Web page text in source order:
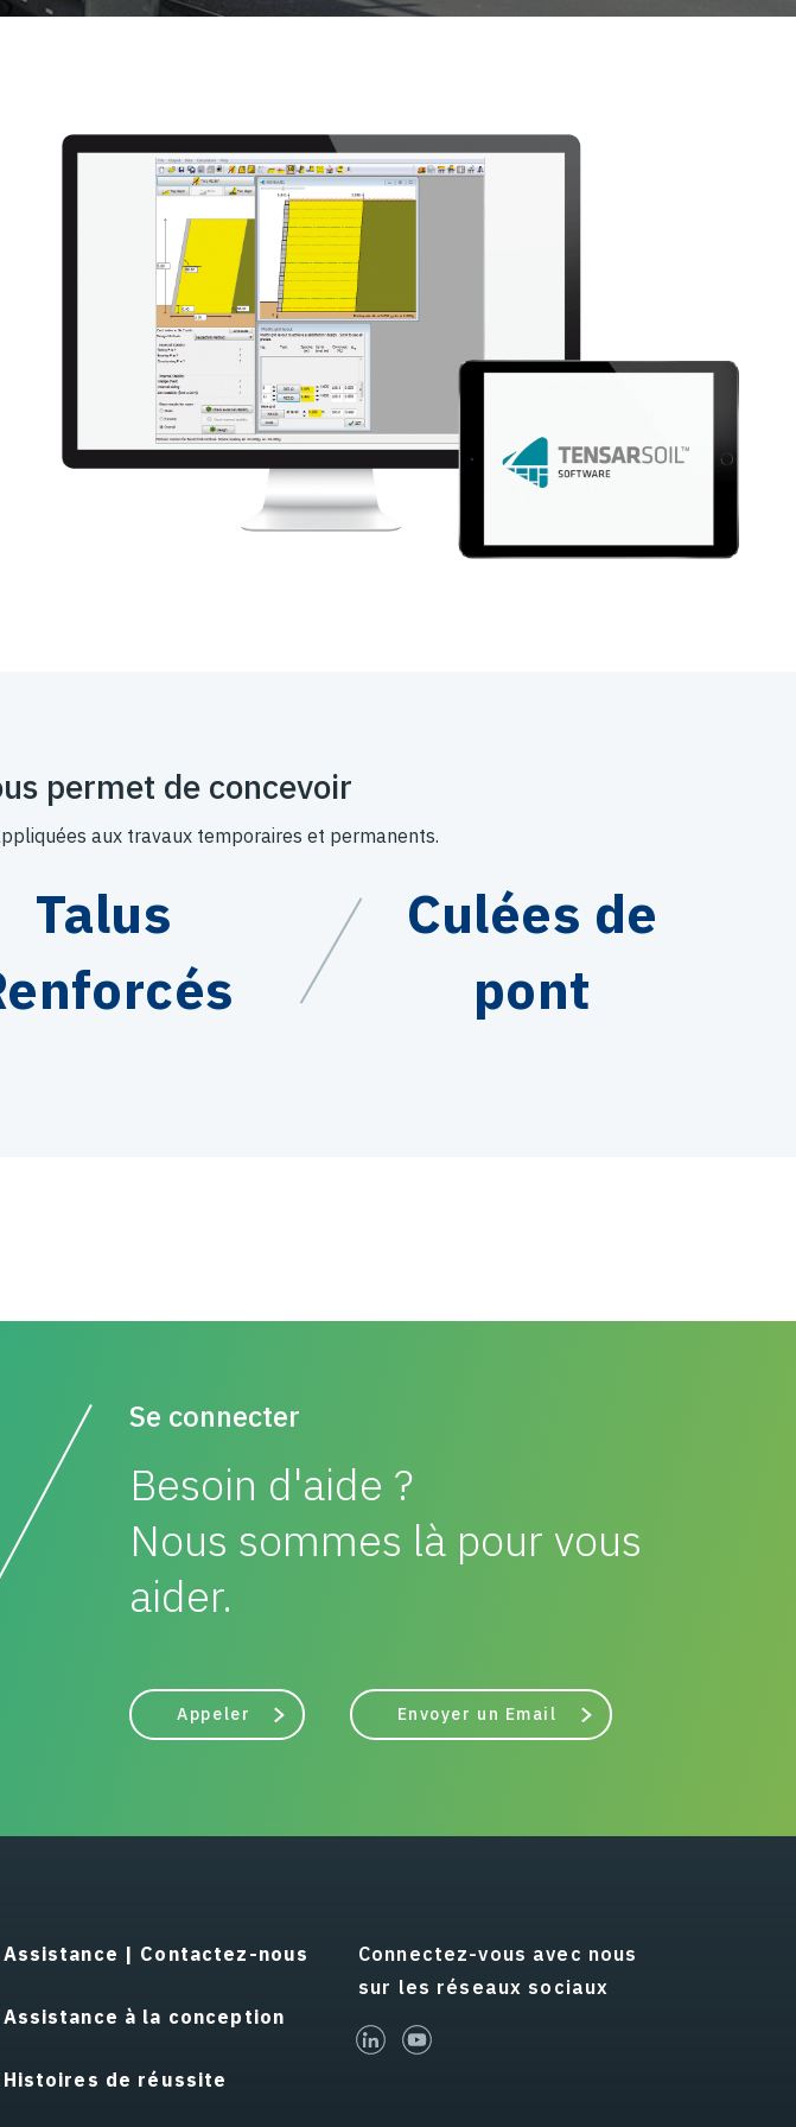
permet de concevoir
aux travaux temporaires et permanents.
Talus
Culées de
pont
Se connecter
Besoin d'aide ?
Nous sommes là pour vous
aider.
Appeler Envoyer un Email
Assistance | Contactez-nous
Assistance à la conception
Histoires de réussite
Connectez-vous avec nous
sur les réseaux sociaux
linked-inyoutube